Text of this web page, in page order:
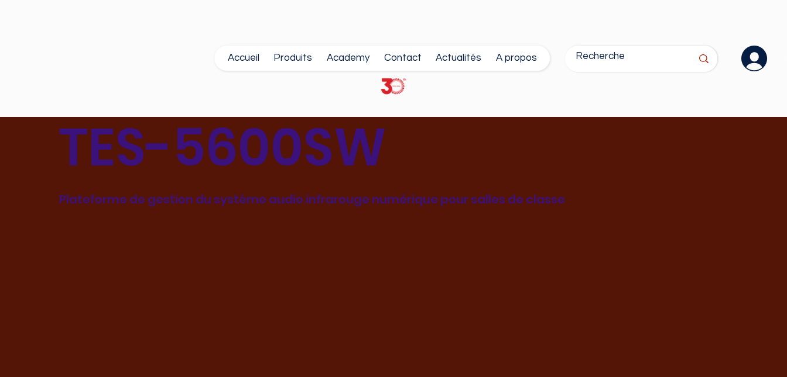
Accueil Produits Academy Contact Actualités A propos
TES-5600SW
Plateforme de gestion du système audio infrarouge numérique pour salles de classe